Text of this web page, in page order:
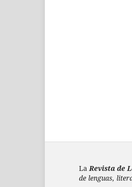
La Revista de
de lenguas,